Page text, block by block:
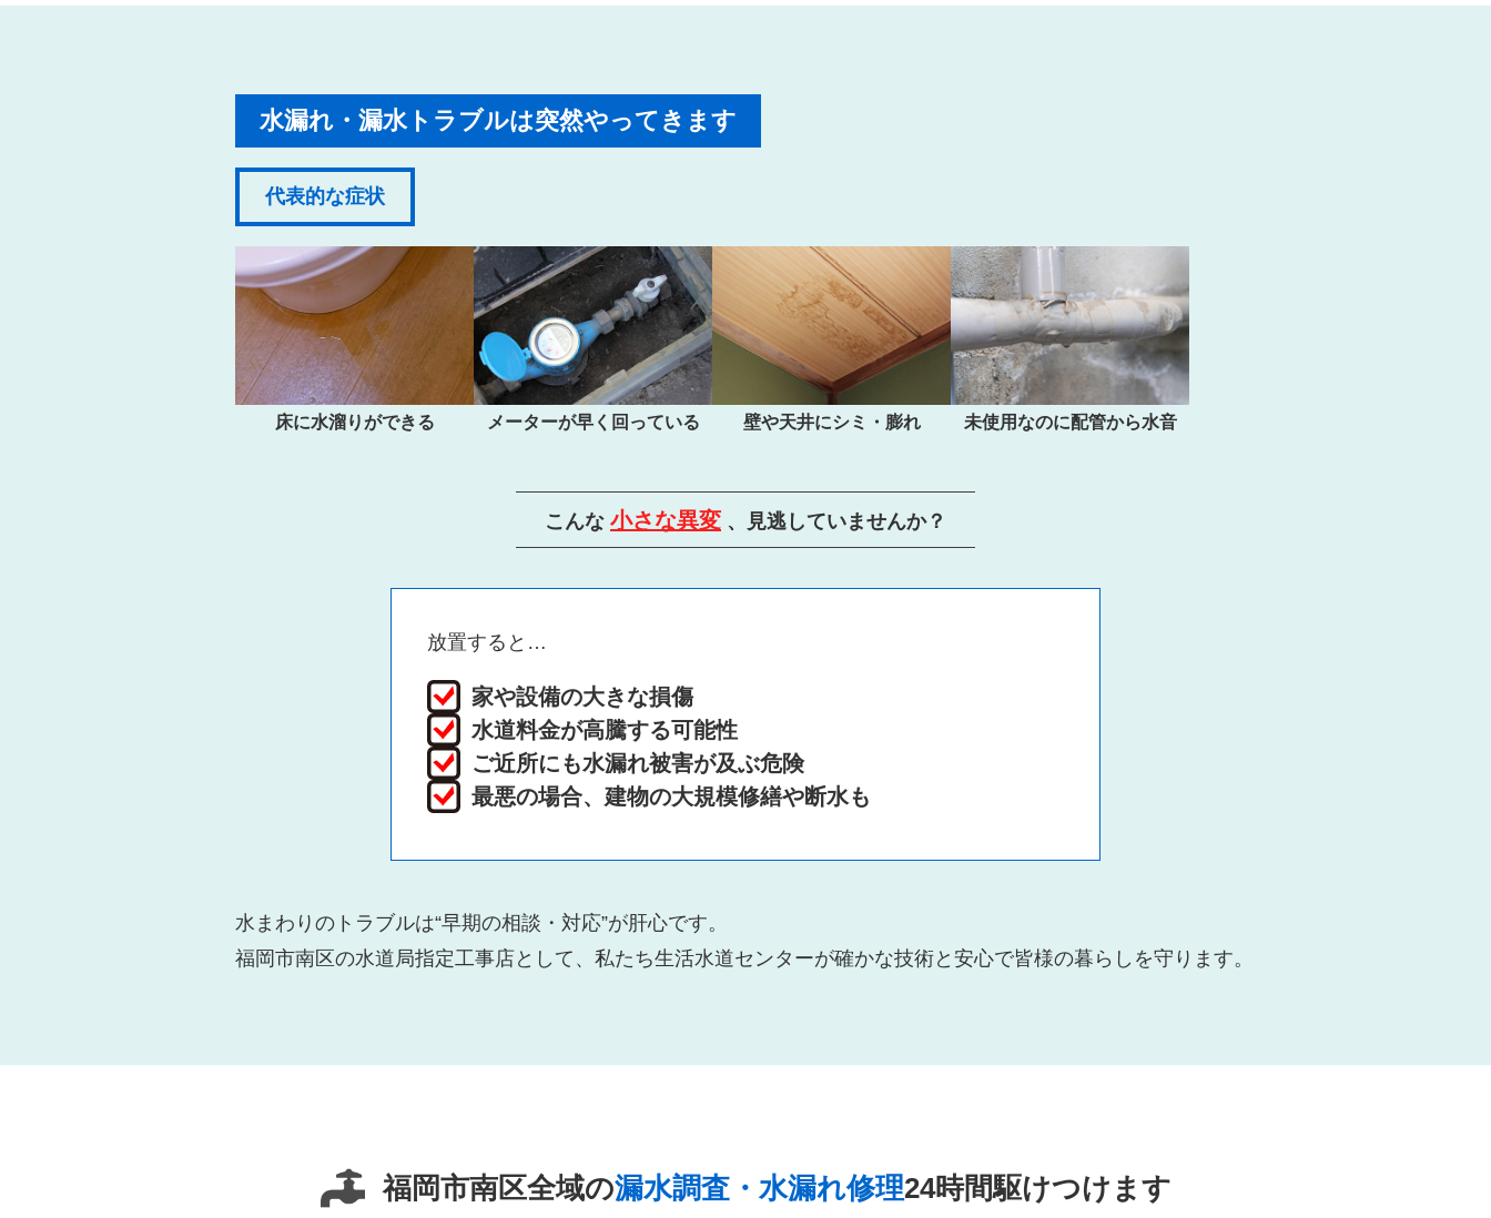
水漏れ・漏水トラブルは突然やってきます
代表的な症状
床に水溜りができる メーターが早く回っている 壁や天井にシミ・膨れ 未使用なのに配管から水音
こんな 小さな異変 、見逃していませんか？
放置すると…
家や設備の大きな損傷
水道料金が高騰する可能性
ご近所にも水漏れ被害が及ぶ危険
最悪の場合、建物の大規模修繕や断水も
水まわりのトラブルは“早期の相談・対応”が肝心です。
福岡市南区の水道局指定工事店として、私たち生活水道センターが確かな技術と安心で皆様の暮らしを守ります。
福岡市南区全域の漏水調査・水漏れ修理24時間駆けつけます